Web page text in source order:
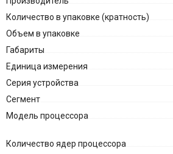
Количество в упаковке (кратность)
Объем в упаковке
Габариты
Единица измерения
Серия устройства
Сегмент
Модель процессора
Количество ядер процессора